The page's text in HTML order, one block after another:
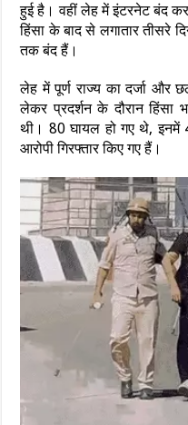
हुई है। वहीं लेह में इंटरनेट बंद
हिंसा के बाद से लगातार तीसरे
तक बंद हैं।
लेह में पूर्ण राज्य का दर्जा और
लेकर प्रदर्शन के दौरान
थी। 80 घायल हो गए थे, इनमें
आरोपी गिरफ्तार किए गए हैं।